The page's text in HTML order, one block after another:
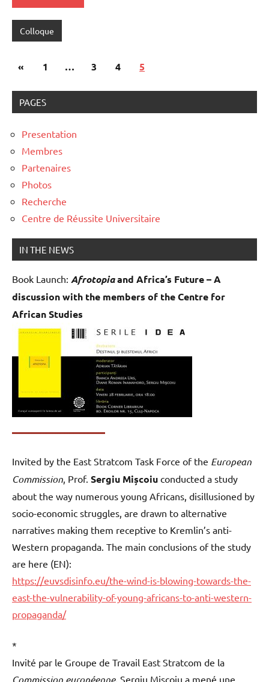
Colloque
Pagination
publications
«Publications
1 … 3 4 5
PAGES
Presentation
Membres
Partenaires
Photos
Recherche
Centre de Réussite Universitaire
IN THE NEWS
Book Launch: Afrotopiaand Africa’s Future – A
discussion with the members of the Centre for
African Studies
Invited by the East Stratcom Task Force of the European
Commission, Prof. Sergiu Mișcoiu conducted a study
about the way numerous young Africans, disillusioned by
socio-economic struggles, are drawn to alternative
narratives making them receptive to Kremlin’s anti-
Western propaganda. The main conclusions of the study
are here (EN):
https://euvsdisinfo.eu/the-wind-is-blowing-towards-the-
east-the-vulnerability-of-young-africans-to-anti-western-
propaganda/
*
Invité par le Groupe de Travail East Stratcom de la
Commission européenne, Sergiu Mișcoiu a mené une